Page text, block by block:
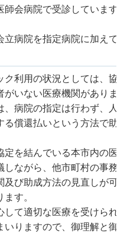
師会病院で受診しています
立病院を指定病院に加えて
ク利用の状況としては、協
がいない医療機関がありま
、病院の指定は行わず、人
る償還払いという方法で助
定を結んでいる本市内の医
しながら、他市町村の事務
及び助成方法の見直しが可
す。
して適切な医療を受けられ
いりますので、御理解と御